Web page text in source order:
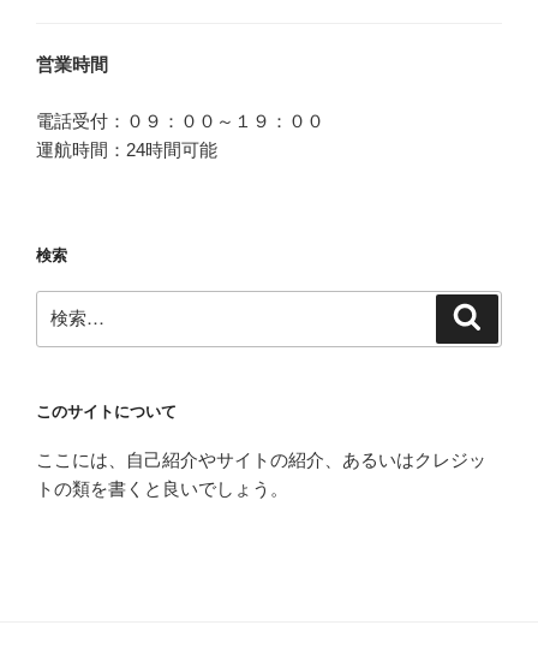
営業時間
電話受付：０９：００～１９：００
運航時間：24時間可能
検索
索:
このサイトについて
ここには、自己紹介やサイトの紹介、あるいはクレジッ
トの類を書くと良いでしょう。